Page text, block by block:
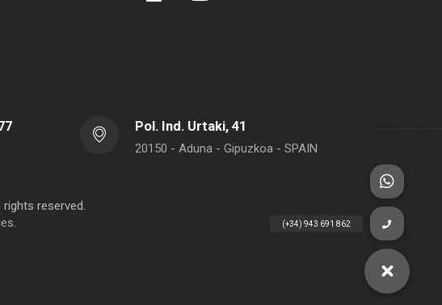
Pol. Ind. Urtaki, 41
20150 - Aduna - Gipuzkoa - SPAIN
rights reserved.